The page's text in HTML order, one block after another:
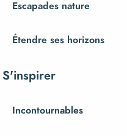
Escapades nature
Étendre ses horizons
S'inspirer
Incontournables